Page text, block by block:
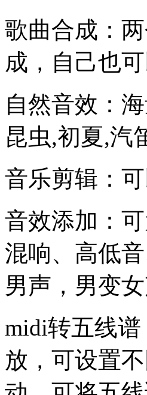
歌曲合成：
成，自己也
自然音效：
昆虫,初夏,汽
音乐剪辑：
音效添加：
混响、高低
男声，男变
midi转五线
放，可设置